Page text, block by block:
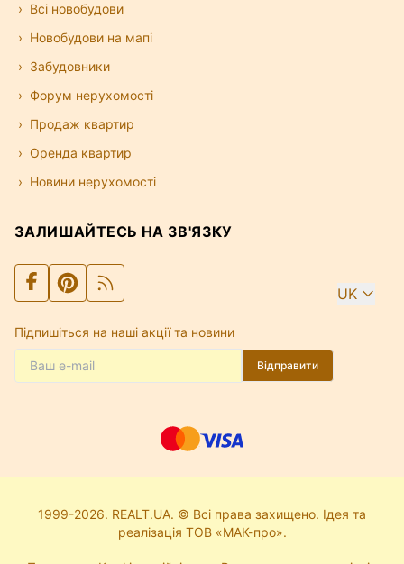
Всі новобудови
Новобудови на мапі
Забудовники
Форум нерухомості
Продаж квартир
Оренда квартир
Новини нерухомості
ЗАЛИШАЙТЕСЬ НА ЗВ'ЯЗКУ
UK
Підпишіться на наші акції та новини
Відправити
1999-2026. REALT.UA. © Всі права захищено. Ідея та
реалізація ТОВ «МАК-про».